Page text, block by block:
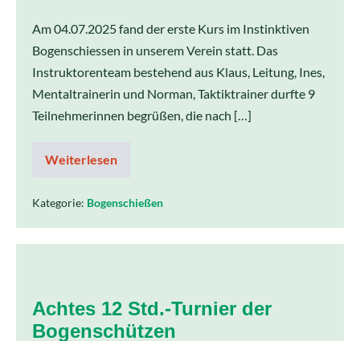
Am 04.07.2025 fand der erste Kurs im Instinktiven
Bogenschiessen in unserem Verein statt. Das
Instruktorenteam bestehend aus Klaus, Leitung, Ines,
Mentaltrainerin und Norman, Taktiktrainer durfte 9
Teilnehmerinnen begrüßen, die nach […]
Weiterlesen
Kategorie: Bogenschießen
Achtes 12 Std.-Turnier der
Bogenschützen